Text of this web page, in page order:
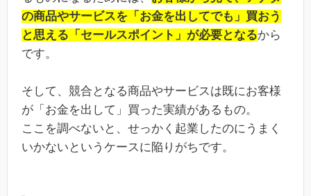
の商品やサービスを「お金を出してでも」買おう
と思える「セールスポイント」が必要となるから
です。
そして、競合となる商品やサービスは既にお客様
が「お金を出して」買った実績があるもの。
ここを調べないと、せっかく起業したのにうまく
いかないというケースに陥りがちです。